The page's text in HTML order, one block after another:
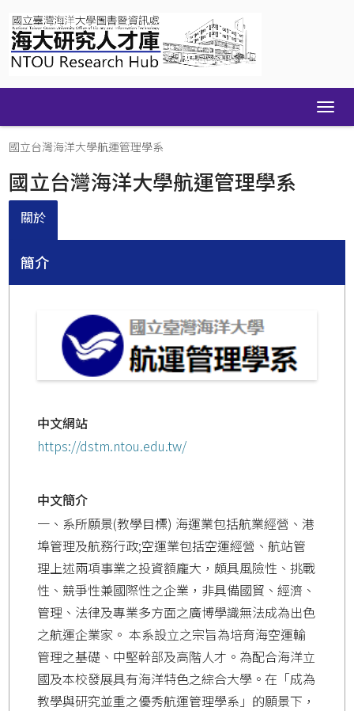
navigation
國立台灣海洋大學航運管理學系
國立台灣海洋大學航運管理學系
關於
簡介
中文網站
https://dstm.ntou.edu.tw/
中文簡介
一、系所願景(教學目標) 海運業包括航業經營、港
埠管理及航務行政;空運業包括空運經營、航站管
理上述兩項事業之投資額龐大，頗具風險性、挑戰
性、競爭性兼國際性之企業，非具備國貿、經濟、
管理、法律及專業多方面之廣博學識無法成為出色
之航運企業家。 本系設立之宗旨為培育海空運輸
管理之基礎、中堅幹部及高階人才。為配合海洋立
國及本校發展具有海洋特色之綜合大學。在「成為
教學與研究並重之優秀航運管理學系」的願景下，